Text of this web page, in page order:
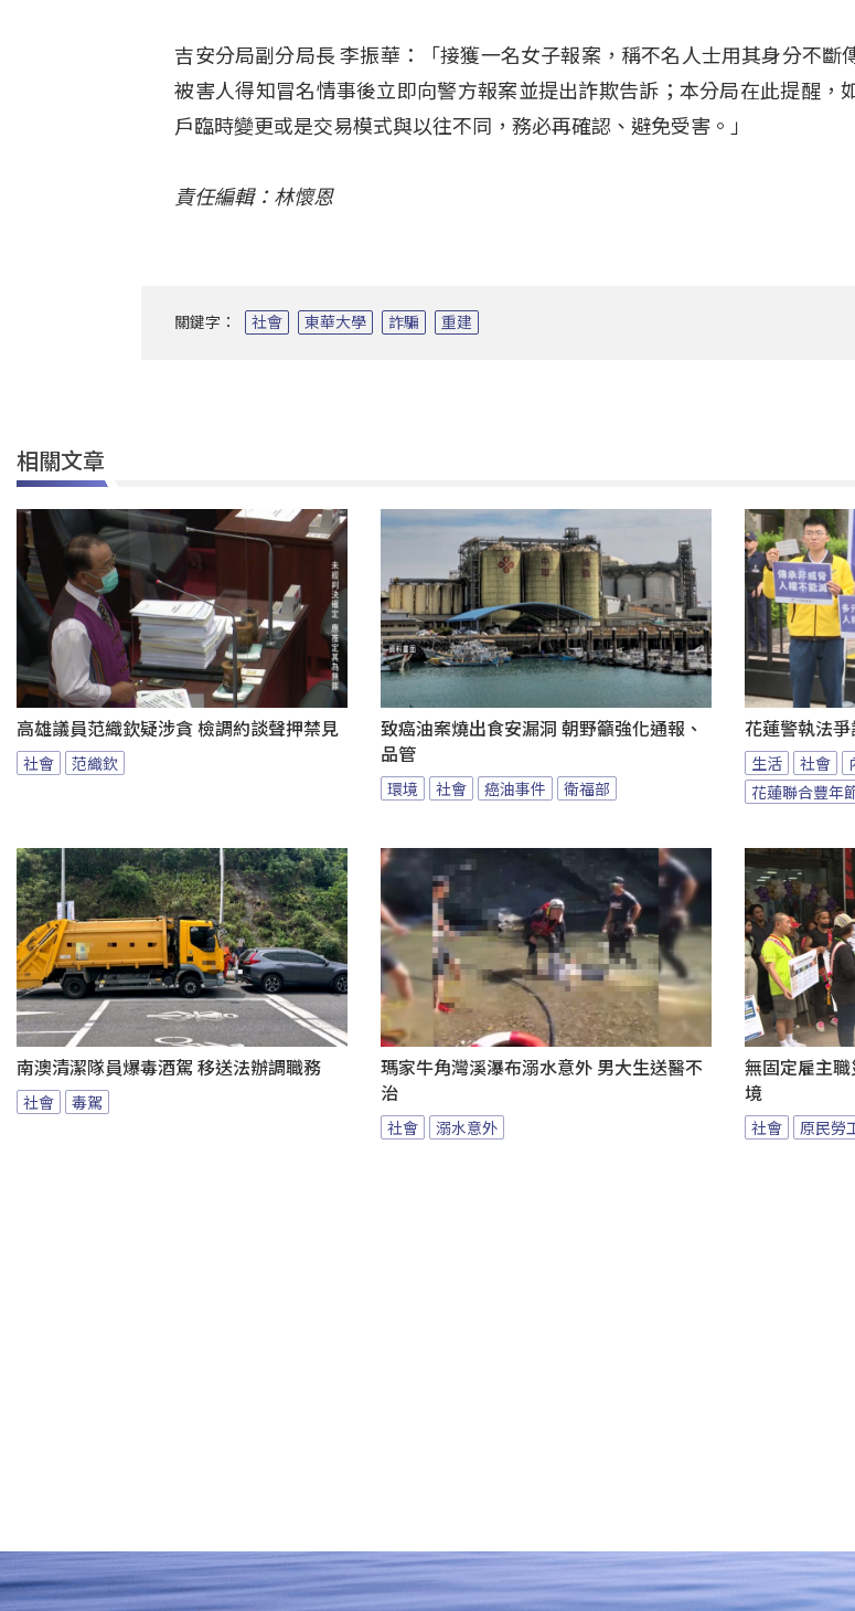
吉安分局副分局長 李振華：「接獲一名女子報案，稱不名人士用其身分不斷
被害人得知冒名情事後立即向警方報案並提出詐欺告訴；本分局在此提醒，
戶臨時變更或是交易模式與以往不同，務必再確認、避免受害。」
責任編輯：林懷恩
關鍵字： 社會 東華大學 詐騙 重建
相關文章
高雄議員范織欽疑涉貪 檢調約談聲押禁見
社會 范織欽
致癌油案燒出食安漏洞 朝野籲強化通報、
品管
環境 社會 癌油事件 衛福部
花蓮警執法
生活 社會
花蓮聯合豐年
南澳清潔隊員爆毒酒駕 移送法辦調職務
社會 毒駕
瑪家牛角灣溪瀑布溺水意外 男大生送醫不
治
社會 溺水意外
無固定雇主
境
社會 原民勞